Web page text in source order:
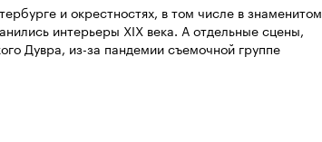
и окрестностях, в том числе в знаменитом
интерьеры XIX века. А отдельные сцены,
Дувра, из-за пандемии съемочной группе